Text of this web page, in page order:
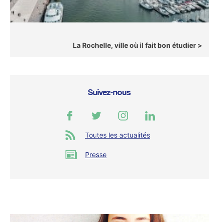
La Rochelle, ville où il fait bon étudier
Suivez-nous
Toutes les actualités
Presse